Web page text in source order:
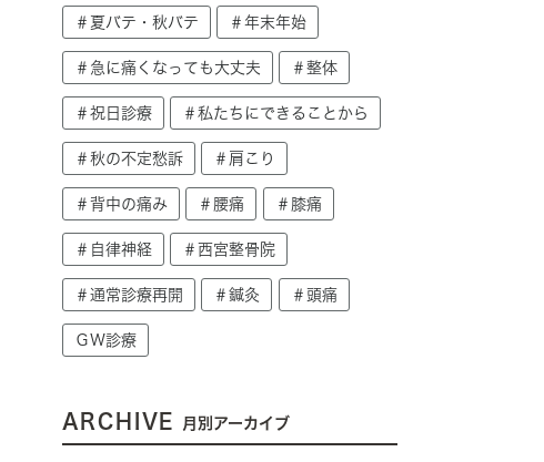
＃夏バテ・秋バテ ＃年末年始
＃急に痛くなっても大丈夫 ＃整体
＃祝日診療 ＃私たちにできることから
＃秋の不定愁訴 ＃肩こり
＃背中の痛み ＃腰痛 ＃膝痛
＃自律神経 ＃西宮整骨院
＃通常診療再開 ＃鍼灸 ＃頭痛
ＧＷ診療
ARCHIVE 月別アーカイブ